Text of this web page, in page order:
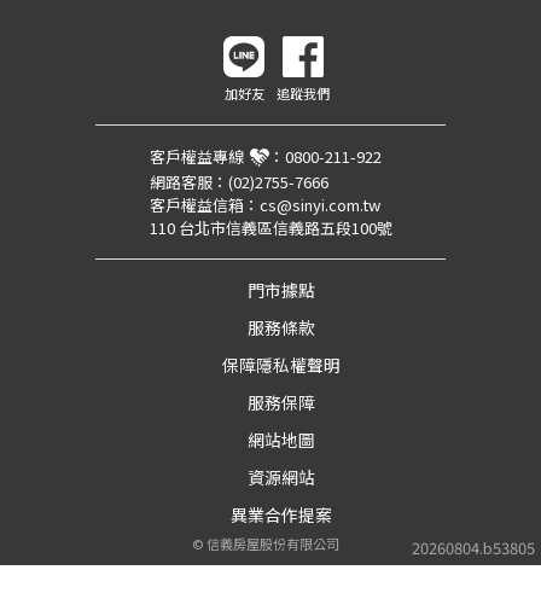
20260804.b53805
加好友 追蹤我們
客戶權益專線 ： 0800-211-922
網路客服： (02)2755-7666
客戶權益信箱： cs@sinyi.com.tw
110 台北市信義區信義路五段100號
門市據點
服務條款
保障隱私權聲明
服務保障
網站地圖
資源網站
異業合作提案
©信義房屋股份有限公司